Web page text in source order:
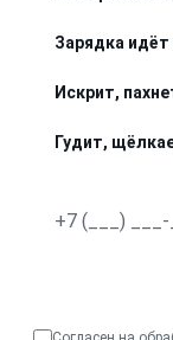
Зарядка
Искрит,
Гудит,